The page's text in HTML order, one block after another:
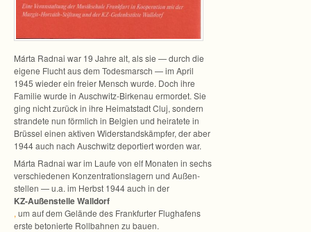
Márta Rad­nai war 19 Jahre alt, als sie — durch die
eigene Flucht aus dem Todes­marsch — im April
1945 wie­der ein freier Mensch wurde. Doch ihre
Fami­lie wurde in Auschwitz-Birkenau ermor­det. Sie
ging nicht zurück in ihre Hei­mat­stadt Cluj, son­dern
stran­dete nun förm­lich in Bel­gien und hei­ra­tete in
Brüs­sel einen akti­ven Wider­stands­kämp­fer, der aber
1944 auch nach Ausch­witz depor­tiert wor­den war.
Márta Rad­nai war im Laufe von elf Mona­ten in sechs
ver­schie­de­nen Kon­zen­tra­ti­ons­la­gern und Außen­
stel­len — u.a. im Herbst 1944 auch in der
KZ-Außenstelle Wall­dorf
, um auf dem Gelände des Frank­fur­ter Flug­ha­fens
erste beto­nierte Roll­bah­nen zu bauen.